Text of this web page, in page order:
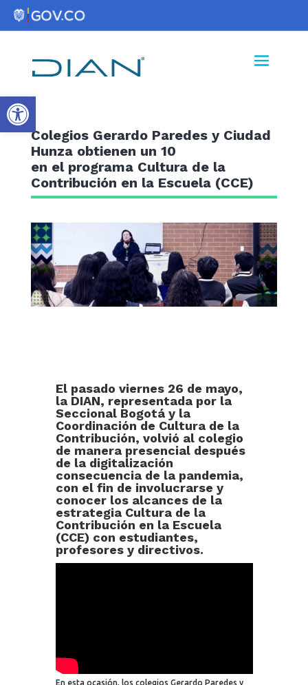
Abrir barra de herramientas
Colegios Gerardo Paredes y Ciudad
Hunza obtienen un 10
en el programa Cultura de la
Contribución en la Escuela (CCE)
El pasado viernes 26 de mayo,
la DIAN, representada por la
Seccional Bogotá y la
Coordinación de Cultura de la
Contribución, volvió al colegio
de manera presencial después
de la digitalización
consecuencia de la pandemia,
con el fin de involucrarse y
conocer los alcances de la
estrategia Cultura de la
Contribución en la Escuela
(CCE) con estudiantes,
profesores y directivos.
En esta ocasión, los colegios Gerardo Paredes y